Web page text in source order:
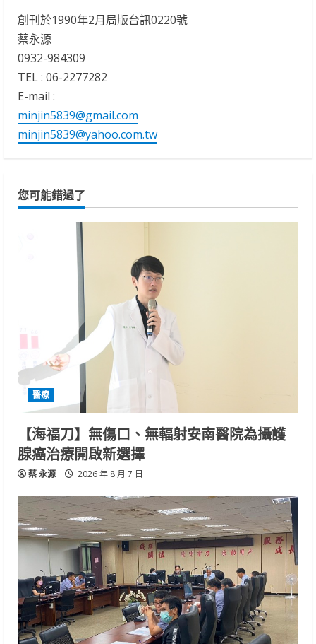
創刊於1990年2月局版台訊0220號
蔡永源
0932-984309
TEL : 06-2277282
E-mail :
minjin5839@gmail.com
minjin5839@yahoo.com.tw
您可能錯過了
醫療
【海福刀】無傷口、無輻射安南醫院為攝護
腺癌治療開啟新選擇
蔡 永源 2026 年 8 月 7 日